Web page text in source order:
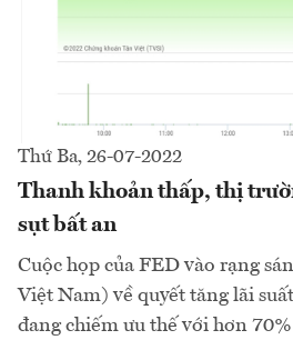
Thứ Ba, 26-07-2022
Thanh khoản thấp, thị
sụt bất an
Cuộc họp của FED vào rạng
Việt Nam) về quyết tăng lãi
đang chiếm ưu thế với hơn